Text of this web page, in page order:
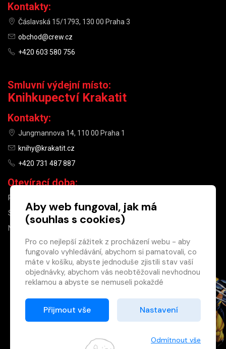
×
Máte u nás již
registrovaný
účet?
Registrací získáte slevu
na zboží ve výši 15 %
Kontakty:
Čáslavská 15/1793, 130 00 Praha 3
obchod@crew.cz
+420 603 580 756
Smluvní výdejní místo:
Knihkupectví Krakatit
Kontakty:
Jungmannova 14, 110 00 Praha 1
knihy@krakatit.cz
+420 731 487 887
Otevírací doba:
PO–PÁ
SO
10:00–13:00
NE
Aby web fungoval, jak má
(souhlas s cookies)
Pro co nejlepší zážitek z procházení webu - aby
fungovalo vyhledávání, abychom si pamatovali, co
máte v košíku, abyste jednoduše zjistili stav vaší
objednávky, abychom vás neobtěžovali nevhodnou
reklamou a abyste se nemuseli pokaždé
Proto od vás potřebujeme souhlas se
zpracováním souborů cookies
Děkujeme, že nám ho dáte a pomůžete nám tak
Přijmout vše Nastavení
Odmítnout vše